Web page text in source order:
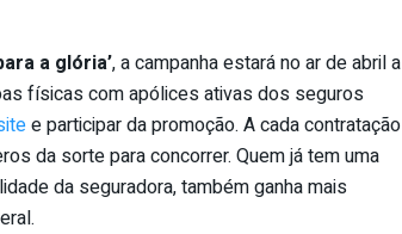
a glória’, a campanha estará no ar de abril a
físicas com apólices ativas dos seguros
e participar da promoção. A cada contratação
da sorte para concorrer. Quem já tem uma
da seguradora, também ganha mais